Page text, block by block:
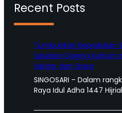
Recent Posts
Tumbuhkan Kepedulian
Salurkan Daging Kurban
Sekitar dan Siswa
SINGOSARI – Dalam
Raya Idul Adha 1447